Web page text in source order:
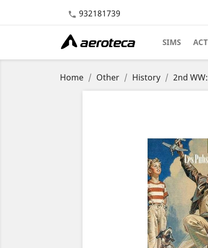
 932181739
SIMS
Home Other History 2nd